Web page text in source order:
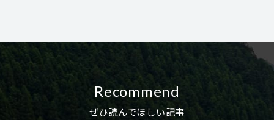
Recommend
ぜひ読んでほしい記事